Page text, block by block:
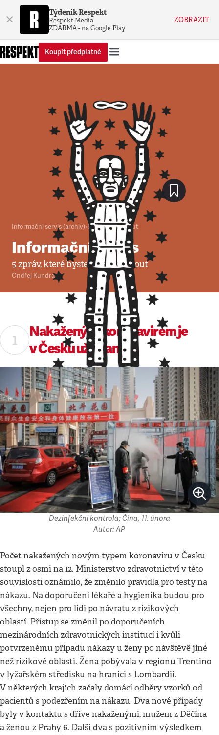
× Týdeník Respekt
Respekt Media
ZDARMA - na Google Play
ZOBRAZIT
Koupit předplatné
Informační servis (archiv)•5. 3. 2020•9minut
Informační servis
5 zpráv, které byste neměli minout
Ondřej Kundra
Nakažených koronavirem je
v Česku už dvanáct
Dezinfekční kontrola; Čína, 11. února
Autor: AP
Počet nakažených novým typem koronaviru v Česku
stoupl z osmi na 12. Ministerstvo zdravotnictví v této
souvislosti oznámilo, že změnilo pravidla pro testy na
nákazu. Na doporučení lékaře a hygienika budou pro
všechny, nejen pro lidi po návratu z rizikových
oblastí. Přístup se změnil po doporučeních
mezinárodních zdravotnických institucí i kvůli
potvrzenému případu nákazy u ženy po návštěvě jiné
než rizikové oblasti. Žena pobývala v regionu Trentino
v lyžařském středisku na hranici s Lombardií.
V některých krajích začaly domácí odběry vzorků od
pacientů s podezřením na nákazu. Dva nové případy
byly v kontaktu s dříve nakaženými, mužem z Děčína
a ženou z Prahy 6. Další dva s pozitivním výsledkem